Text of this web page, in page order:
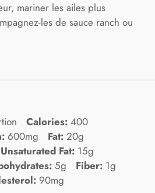
mariner les ailes plus
les de sauce ranch ou
Calories: 400
600mg Fat: 20g
Unsaturated Fat: 15g
5g Fiber: 1g
90mg